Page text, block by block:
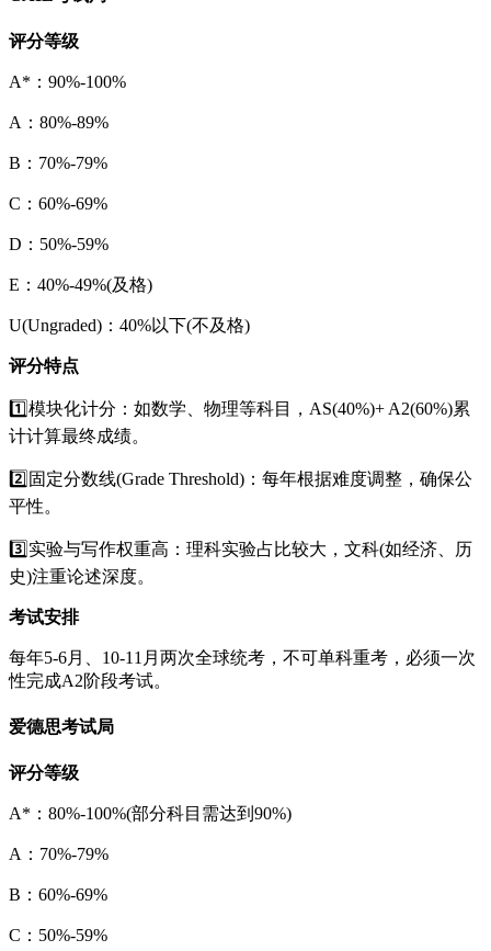
评分等级
A*：90%-100%
A：80%-89%
B：70%-79%
C：60%-69%
D：50%-59%
E：40%-49%(及格)
U(Ungraded)：40%以下(不及格)
评分特点
1️⃣模块化计分：如数学、物理等科目，AS(40%)+ A2(60%)累
计计算最终成绩。
2️⃣固定分数线(Grade Threshold)：每年根据难度调整，确保公
平性。
3️⃣实验与写作权重高：理科实验占比较大，文科(如经济、历
史)注重论述深度。
考试安排
每年5-6月、10-11月两次全球统考，不可单科重考，必须一次
性完成A2阶段考试。
爱德思考试局
评分等级
A*：80%-100%(部分科目需达到90%)
A：70%-79%
B：60%-69%
C：50%-59%